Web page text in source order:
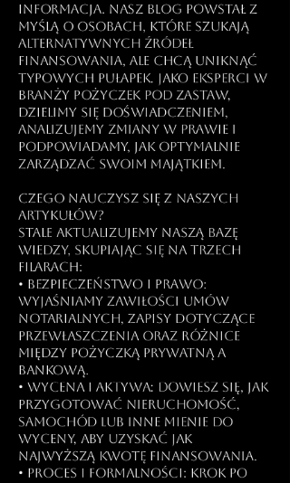
informacja. Nasz blog powstał z
myślą o osobach, które szukają
alternatywnych źródeł
finansowania, ale chcą uniknąć
typowych pułapek. Jako eksperci w
branży pożyczek pod zastaw,
dzielimy się doświadczeniem,
analizujemy zmiany w prawie i
podpowiadamy, jak optymalnie
zarządzać swoim majątkiem.
Czego nauczysz się z naszych
artykułów?
Stale aktualizujemy naszą bazę
wiedzy, skupiając się na trzech
filarach:
• Bezpieczeństwo i Prawo:
Wyjaśniamy zawiłości umów
notarialnych, zapisy dotyczące
przewłaszczenia oraz różnice
między pożyczką prywatną a
bankową.
• Wycena i Aktywa: Dowiesz się, jak
przygotować nieruchomość,
samochód lub inne mienie do
wyceny, aby uzyskać jak
najwyższą kwotę finansowania.
• Proces i Formalności: Krok po